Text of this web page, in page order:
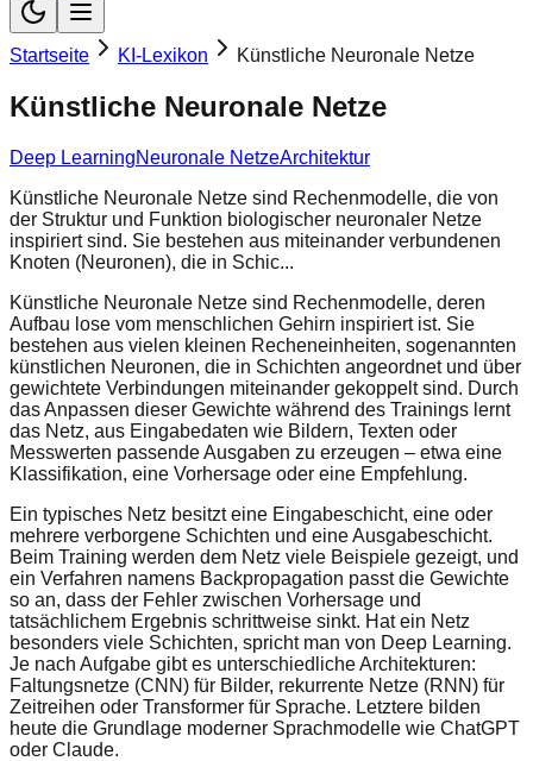
Startseite KI-Lexikon Künstliche Neuronale Netze
Künstliche Neuronale Netze
Deep LearningNeuronale NetzeArchitektur
Künstliche Neuronale Netze sind Rechenmodelle, die von
der Struktur und Funktion biologischer neuronaler Netze
inspiriert sind. Sie bestehen aus miteinander verbundenen
Knoten (Neuronen), die in Schic...
Künstliche Neuronale Netze sind Rechenmodelle, deren
Aufbau lose vom menschlichen Gehirn inspiriert ist. Sie
bestehen aus vielen kleinen Recheneinheiten, sogenannten
künstlichen Neuronen, die in Schichten angeordnet und über
gewichtete Verbindungen miteinander gekoppelt sind. Durch
das Anpassen dieser Gewichte während des Trainings lernt
das Netz, aus Eingabedaten wie Bildern, Texten oder
Messwerten passende Ausgaben zu erzeugen – etwa eine
Klassifikation, eine Vorhersage oder eine Empfehlung.
Ein typisches Netz besitzt eine Eingabeschicht, eine oder
mehrere verborgene Schichten und eine Ausgabeschicht.
Beim Training werden dem Netz viele Beispiele gezeigt, und
ein Verfahren namens Backpropagation passt die Gewichte
so an, dass der Fehler zwischen Vorhersage und
tatsächlichem Ergebnis schrittweise sinkt. Hat ein Netz
besonders viele Schichten, spricht man von Deep Learning.
Je nach Aufgabe gibt es unterschiedliche Architekturen:
Faltungsnetze (CNN) für Bilder, rekurrente Netze (RNN) für
Zeitreihen oder Transformer für Sprache. Letztere bilden
heute die Grundlage moderner Sprachmodelle wie ChatGPT
oder Claude.